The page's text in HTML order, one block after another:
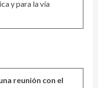
y para la vía
reunión con el